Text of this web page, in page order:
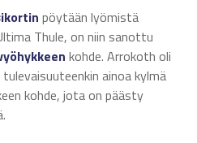
pöytään lyömistä
Thule, on niin sanottu
kohde. Arrokoth oli
ainoa kylmä
kohde, jota on päästy